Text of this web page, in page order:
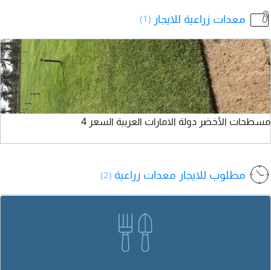
معدات زراعية للايجار (1)
مسطحات الأخضر دولة الامارات العربية السعر 4
مطلوب للايجار معدات زراعية (2)